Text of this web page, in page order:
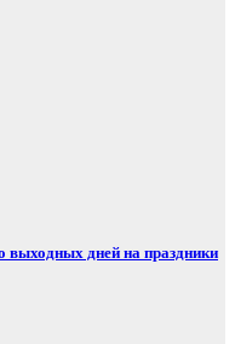
выходных дней на праздники